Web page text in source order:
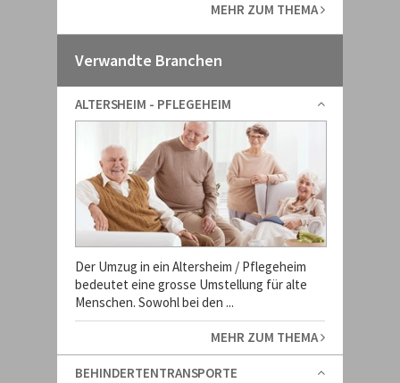
MEHR ZUM THEMA
Verwandte Branchen
ALTERSHEIM - PFLEGEHEIM
Der Umzug in ein Altersheim / Pflegeheim
bedeutet eine grosse Umstellung für alte
Menschen. Sowohl bei den ...
MEHR ZUM THEMA
BEHINDERTENTRANSPORTE